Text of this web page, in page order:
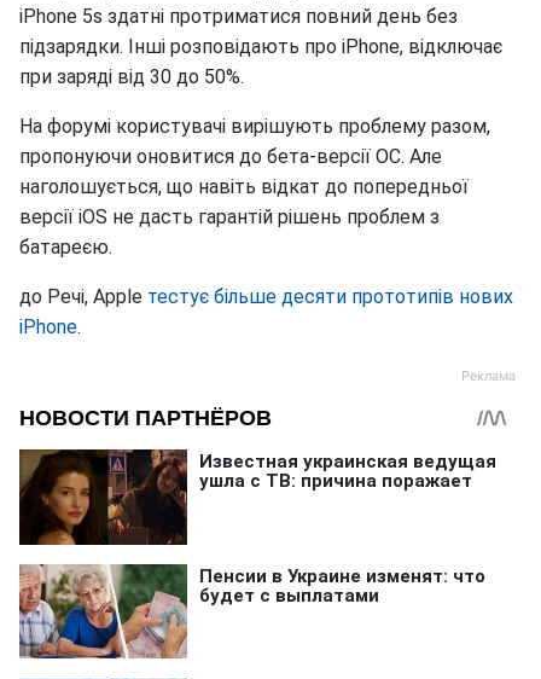
iPhone 5s здатні протриматися повний день без
підзарядки. Інші розповідають про iPhone, відключає
при заряді від 30 до 50%.
На форумі користувачі вирішують проблему разом,
пропонуючи оновитися до бета-версії ОС. Але
наголошується, що навіть відкат до попередньої
версії iOS не дасть гарантій рішень проблем з
батареєю.
до Речі, Apple тестує більше десяти прототипів нових
iPhone.